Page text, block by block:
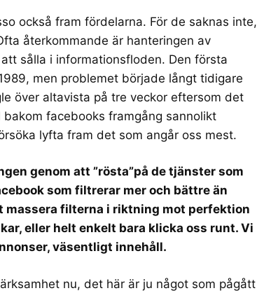
också fram fördelarna. För de saknas inte,
återkommande är hanteringen av
sålla i informationsfloden. Den första
men problemet började långt tidigare
över altavista på tre veckor eftersom det
facebooks framgång sannolikt
lyfta fram det som angår oss mest.
genom att ”rösta”på de tjänster som
som filtrerar mer och bättre än
filterna i riktning mot perfektion
eller helt enkelt bara klicka oss runt. Vi
väsentligt innehåll.
nu, det här är ju något som pågått